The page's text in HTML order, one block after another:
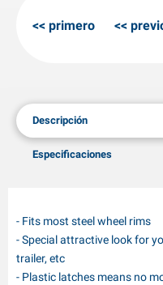
primero
Descripción
Especificaciones
- Fits most steel wheel rims
- Special attractive look for
trailer, etc
- Plastic latches means no